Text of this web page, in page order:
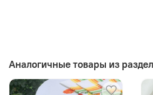
Аналогичные товары из